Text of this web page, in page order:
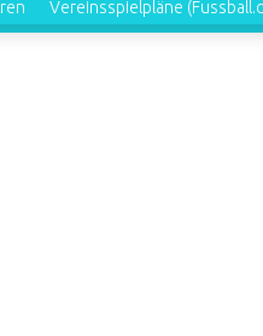
Vereinsspielpläne